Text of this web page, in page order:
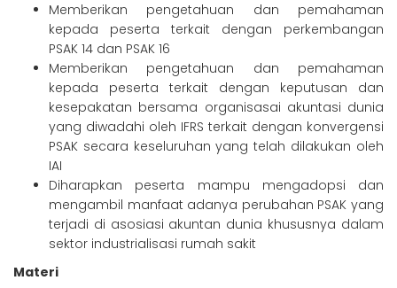
Memberikan pengetahuan dan pemahaman
kepada peserta terkait dengan perkembangan
PSAK 14 dan PSAK 16
Memberikan pengetahuan dan pemahaman
kepada peserta terkait dengan keputusan dan
kesepakatan bersama organisasai akuntasi dunia
yang diwadahi oleh IFRS terkait dengan konvergensi
PSAK secara keseluruhan yang telah dilakukan oleh
IAI
Diharapkan peserta mampu mengadopsi dan
mengambil manfaat adanya perubahan PSAK yang
terjadi di asosiasi akuntan dunia khususnya dalam
sektor industrialisasi rumah sakit
Materi